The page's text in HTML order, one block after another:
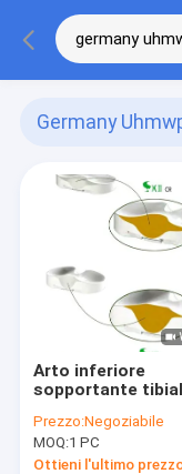
Germany
Arto inferiore
sopportante
Germania UHMWPE
prostetico
Prezzo:Negoziabile
MOQ:1 PC
Ottieni l'ultimo